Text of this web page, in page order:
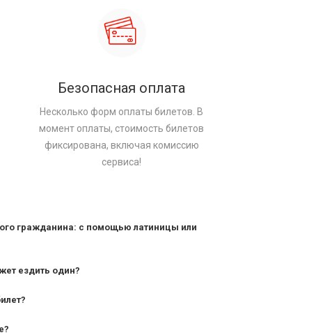
Безопасная оплата
Несколько форм оплаты билетов. В
момент оплаты, стоимость билетов
фиксирована, включая комиссию
сервиса!
гражданина: с помощью латиницы или
ездить один?
— от 10 лет и старше;